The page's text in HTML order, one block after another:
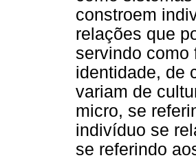
constroem
relações que
servindo como
identidade, de
variam de
micro, se
indivíduo se
se referindo